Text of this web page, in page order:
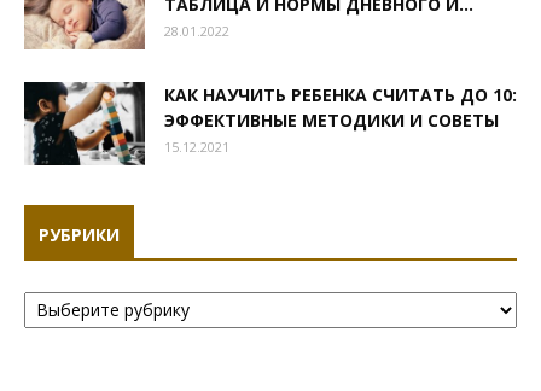
28.01.2022
КАК НАУЧИТЬ РЕБЕНКА СЧИТАТЬ ДО 10:
ЭФФЕКТИВНЫЕ МЕТОДИКИ И СОВЕТЫ
15.12.2021
РУБРИКИ
Рубрики